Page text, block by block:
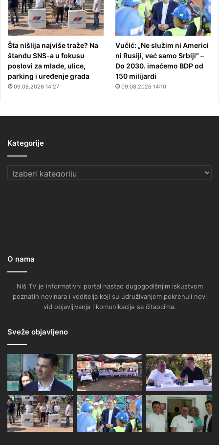
Šta nišlija najviše traže? Na
štandu SNS-a u fokusu
poslovi za mlade, ulice,
parking i uređenje grada
09.08.2026 14:27
Vučić: „Ne služim ni Americi
ni Rusiji, već samo Srbiji“ –
Do 2030. imaćemo BDP od
150 milijardi
09.08.2026 14:10
Kategorije
Kategorije
O nama
Niš TV je informativni portal nastao dugogodišnjim iskustvom
poznatih novinara i voditelja koji su udruživanjem pokrenuli novi
vid objavljivanja i komunikacije sa čitaocima.
Sveže objavljeno